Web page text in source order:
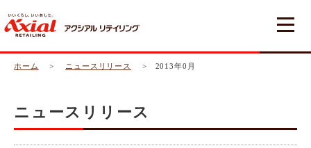
ホーム > ニュースリリース > 2013年0月
ニュースリリース